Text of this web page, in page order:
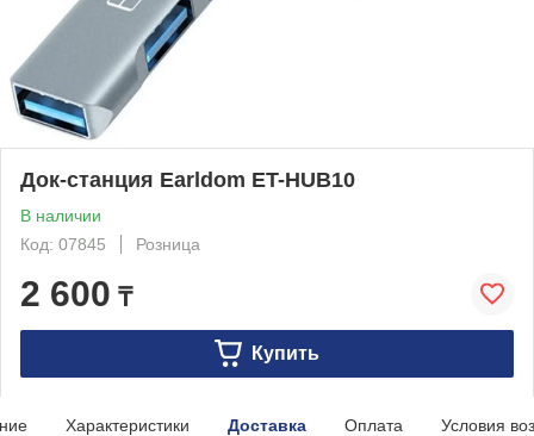
Док-станция Earldom ET-HUB10
В наличии
Код: 07845
Розница
2 600 ₸
Купить
Характеристики Доставка Оплата Условия